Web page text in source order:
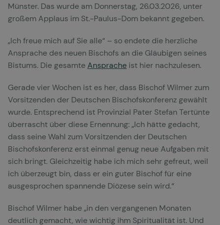
Münster. Das wurde am Donnerstag, 26.03.2026, unter
großem Applaus im St.-Paulus-Dom bekannt gegeben.
„Ich freue mich auf Sie alle“ – so endete die herzliche
Ansprache des neuen Bischofs an die Gläubigen seines
Bistums. Die gesamteAnsprache ist hier nachzulesen.
Gerade vier Wochen ist es her, dass Bischof Wilmer zum
Vorsitzenden der Deutschen Bischofskonferenz gewählt
wurde. Entsprechend ist Provinzial Pater Stefan Tertünte
überrascht über diese Ernennung: „Ich hätte gedacht,
dass seine Wahl zum Vorsitzenden der Deutschen
Bischofskonferenz erst einmal genug neue Aufgaben mit
sich bringt. Gleichzeitig habe ich mich sehr gefreut, weil
ich überzeugt bin, dass er ein guter Bischof für eine
ausgesprochen spannende Diözese sein wird.“
Bischof Wilmer habe „in den vergangenen Monaten
deutlich gemacht, wie wichtig ihm Spiritualität ist. Und